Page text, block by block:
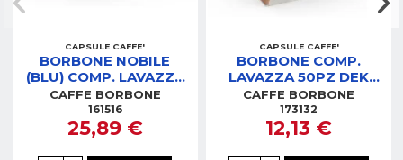
CAPSULE CAFFE'
BORBONE NOBILE
(BLU) COMP. LAVAZZA
120PZ
AMSBLUNOBILE120PZ
CAFFE BORBONE
161516
25,89 €
CAPSULE CAFFE'
BORBONE COMP.
LAVAZZA 50PZ DEK
DECAFFEINATO -
CAFFE BORBONE
173132
12,13 €